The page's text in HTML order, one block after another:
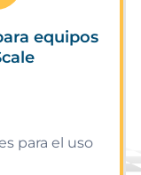
equipos
para el uso